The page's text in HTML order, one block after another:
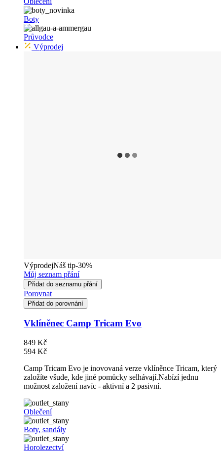
Boty
Průvodce
Výprodej
VýprodejNáš tip-30%
Můj seznam přání
Přidat do seznamu přání
Porovnat
Přidat do porovnání
Vklíněnec Camp Tricam Evo
849 Kč
594 Kč
Camp Tricam Evo je inovovaná verze vklíněnce Tricam, který
založíte všude, kde jiné pomůcky selhávají.Nabízí jednu
možnost založení navíc - aktivní a 2 pasivní.
Oblečení
Boty, sandály
Horolezectví